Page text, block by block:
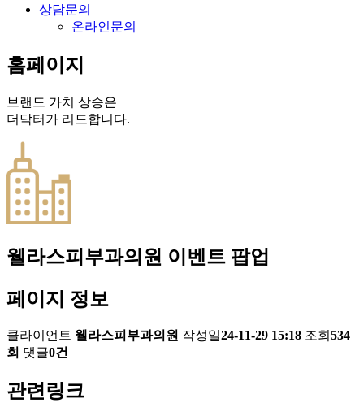
상담문의
온라인문의
홈페 이 지
브 랜 드 가치 상승은
더 닥터 가 리 드합니 다.
웰라스피부과의원 이벤트 팝업
페이지 정보
클라이언트 웰라스피부과의원 작성일24-11-29 15:18 조회 534
회 댓글0건
관련링크